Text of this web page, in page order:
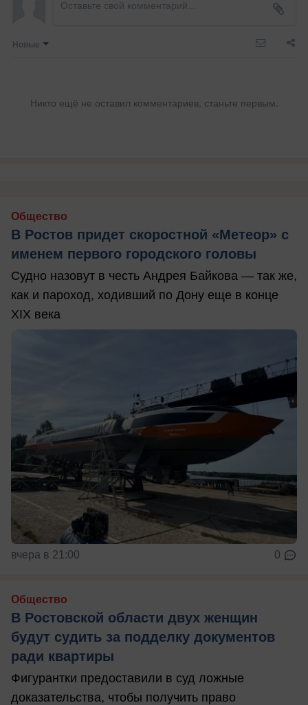
Новые
Никто ещё не оставил комментариев, станьте первым.
Общество
В Ростов придет скоростной «Метеор» с
именем первого городского головы
Судно назовут в честь Андрея Байкова — так же,
как и пароход, ходивший по Дону еще в конце
XIX века
вчера в 21:00 0
Общество
В Ростовской области двух женщин
будут судить за подделку документов
ради квартиры
Фигурантки предоставили в суд ложные
доказательства, чтобы получить право